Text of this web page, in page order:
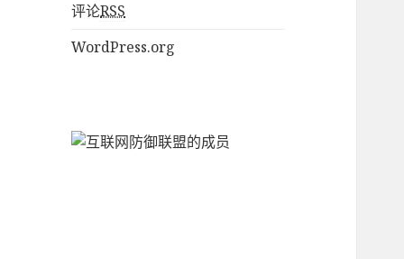
评论RSS
WordPress.org